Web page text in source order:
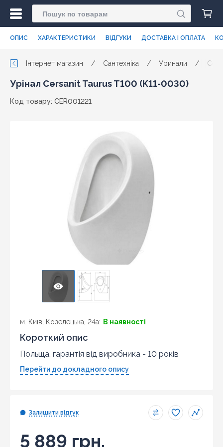
ОПИС ХАРАКТЕРИСТИКИ ВІДГУКИ ДОСТАВКА І ОПЛАТА
Інтернет магазин / Сантехніка / Уринали /
Урінал Cersanit Taurus T100 (K11-0030)
Код товару: CER001221
м. Київ, Козелецька, 24а: В наявності
Короткий опис
Польща, гарантія від виробника - 10 років
Перейти до докладного опису
Залишити відгук
5 889 грн.